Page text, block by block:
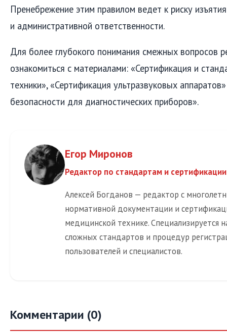
Пренебрежение этим правилом ведет к риску
и административной ответственности.
Для более глубокого понимания смежных вопросов
ознакомиться с материалами: «Сертификация и
техники», «Сертификация ультразвуковых
безопасности для диагностических приборов».
Егор Миронов
Редактор по стандартам и сертификации
Алексей Богданов — редактор с
нормативной документации и
медицинской технике. Специализируется
сложных стандартов и процедур
пользователей и специалистов.
Комментарии (0)